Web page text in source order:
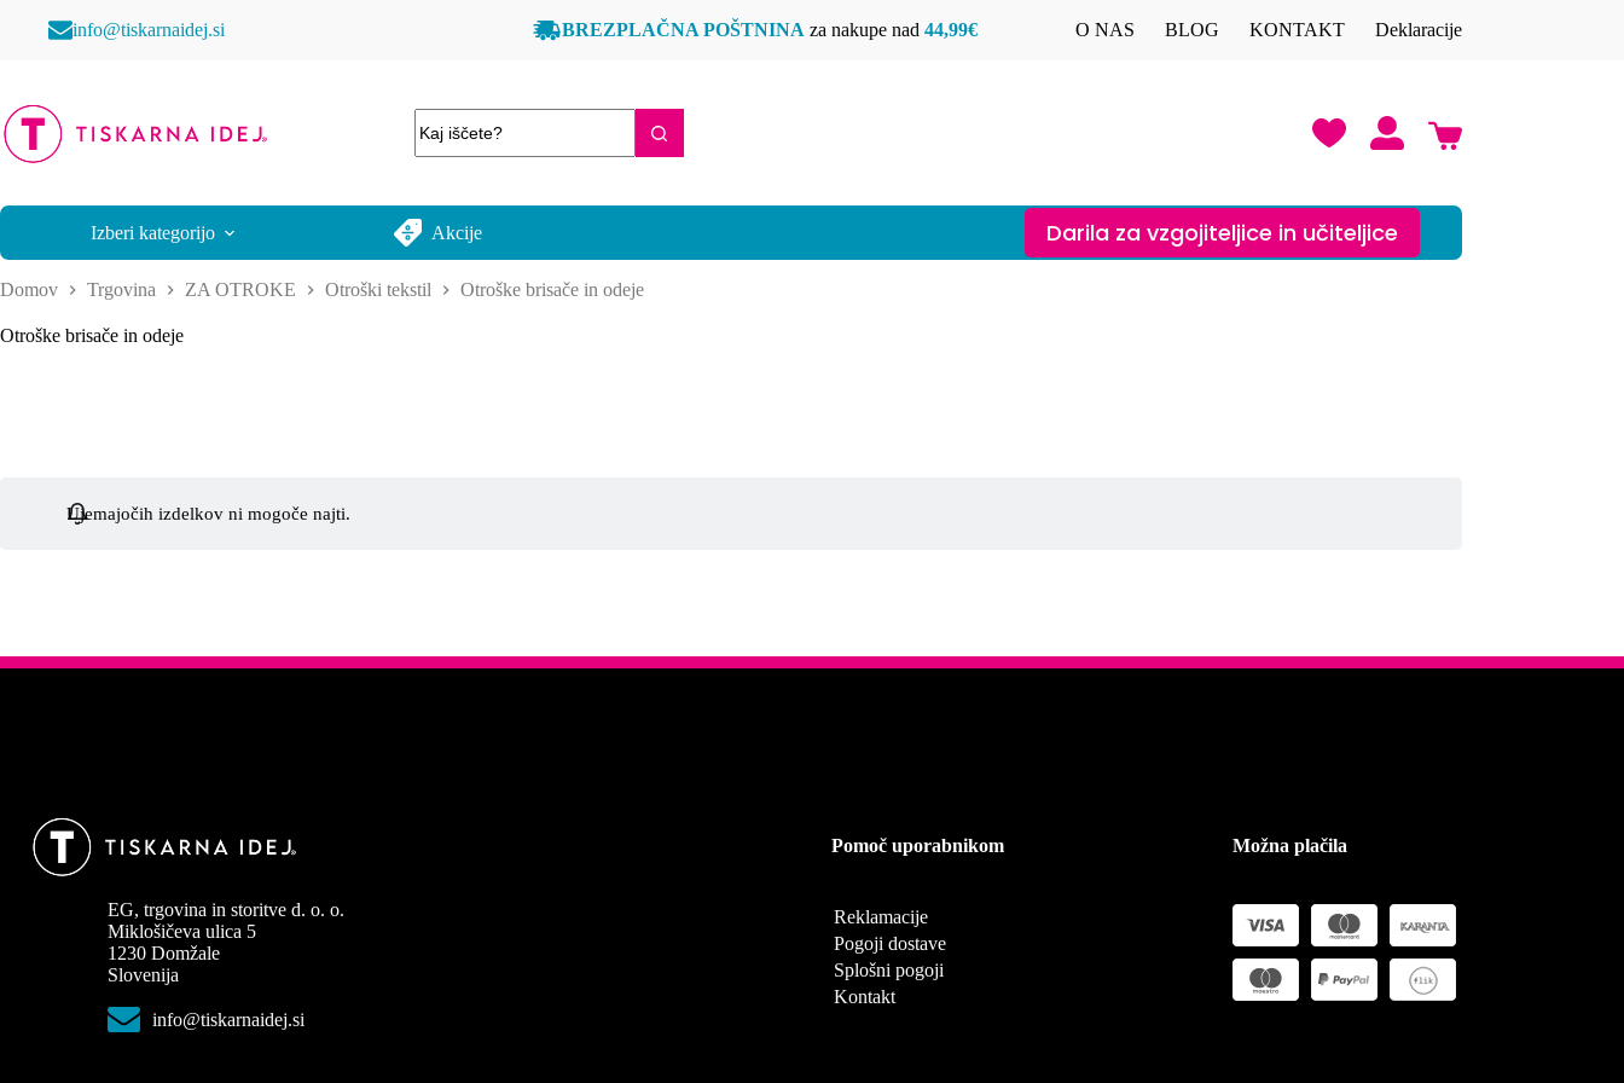
info@tiskarnaidej.si BREZPLAČNA POŠTNINA za nakupe nad44,99€ O NAS BLOG KONTAKT Deklaracije
results
Shopping
Izberi kategorijo Akcije Darila za vzgojiteljice in učiteljice
Domov Trgovina ZA OTROKE Otroški tekstil Otroške brisače in odeje
Otroške brisače in odeje
Ujemajočih izdelkov ni mogoče najti.
EG, trgovina in storitve d. o. o.
Miklošičeva ulica 5
1230 Domžale
Slovenija
info@tiskarnaidej.si
Pomoč uporabnikom
Reklamacije
Pogoji dostave
Splošni pogoji
Kontakt
Možna plačila